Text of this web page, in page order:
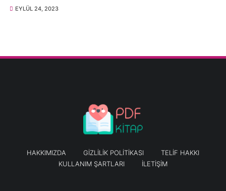
EYLÜL 24, 2023
HAKKIMIZDA GIZLILIK POLITIKASI
TELIF HAKKI
KULLANIM ŞARTLARI
İLETIŞIM